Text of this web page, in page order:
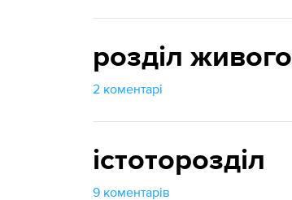
розділ живого
2 коментарі
істоторозділ
9 коментарів